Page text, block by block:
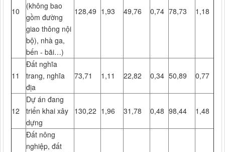
10
(không bao
gồm đường
giao thông nội
bộ), nhà ga,
bến - bãi…)
128,49 1,93 49,76 0,74 78,73 1,18
11
Đất nghĩa
trang, nghĩa
địa
73,71 1,11 22,82 0,34 50,89 0,77
12
Dự án đang
triển khai xây
dựng
130,22 1,96 31,78 0,48 98,44 1,48
Đất nông
nghiệp, đất